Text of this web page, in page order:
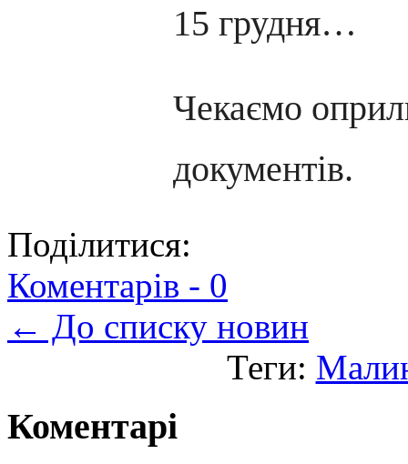
15 грудня…
Чекаємо
документів.
Поділитися:
Коментарів - 0
← До списку новин
Теги:
Коментарі